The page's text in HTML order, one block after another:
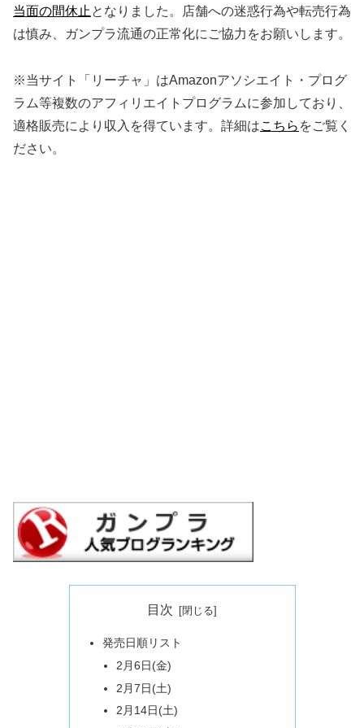
当面の間休止 となりました。店舗への迷惑行為や転売行為
は慎み、ガンプラ流通の正常化にご協力をお願いします。
※当サイト「リーチャ」はAmazonアソシエイト・プログ
ラム等複数のアフィリエイトプログラムに参加しており、
適格販売により収入を得ています。詳細はこちら をご覧く
ださい。
目次
発売日順リスト
2月6日(金)
2月7日(土)
2月14日(土)